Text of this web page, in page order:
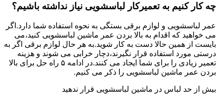
چه کار کنیم به تعمیرکار لباسشویی نیاز نداشته باشیم؟
عمر لباسشویی و لوازم برقی بستگی به نحوه استفاده شما دارد.اگر
می خواهید که اقدام به بالا بردن عمر ماشین لباسشویی کنید،می
بایست از همین حالا دست به کار شوید.به هر حال لوازم برقی اگر به
درستی مورد استفاده قرار نگیرند،دچار خرابی می شوند و هزینه
تعمیر زیادی را برای شما ایجاد می کنند.در ادامه ۵ راه حل برای بالا
بردن عمر ماشین لباسشویی را ذکر می کنیم.
بیش از حد لباس در ماشین لباسشویی قرار ندهید